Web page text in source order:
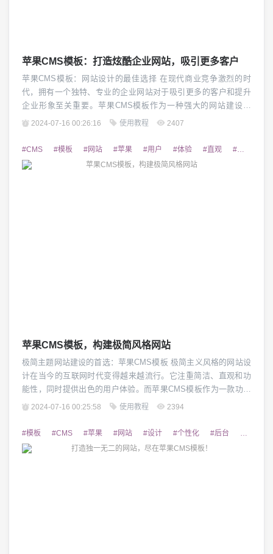
苹果CMS模板：打造炫酷企业网站，吸引更多客户
苹果CMS模板：网站设计的最佳选择 在现代商业竞争激烈的时
代，拥有一个独特、专业的企业网站对于吸引更多的客户和提升
企业形象至关重要。苹果CMS模板作为一种强大的网站建设工
具，为企业打造炫酷的网站提供了理想的解决方案。本文将详细
令人瞩目的企业网站。 1. 苹果CMS模板的特点 苹果CMS模板是
基于最新的HTML5和CSS3技...
2024-07-16 00:26:16 使用教程 2407
#CMS #模板 #网站 #苹果 #用户 #体验 #直观 #简洁
苹果CMS模板，构建极简风格网站
极简主题网站建设的首选：苹果CMS模板 极简主义风格的网站设
计在当今的互联网时代变得越来越流行。它注重简洁、直观和功
能性，同时提供出色的用户体验。而苹果CMS模板作为一款功能
强大、操作简便、适合构建极简风格网站的最佳选择。 1. 简洁、
元素的合理排列和内容的整洁展示。它深受苹果操作系统的设计
理念影响，采用扁平化、纯色...
2024-07-16 00:25:58 使用教程 2394
#模板 #CMS #苹果 #网站 #设计 #个性化 #后台 #易用